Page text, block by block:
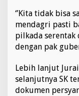
‘’Kita tidak bisa
mendagri pasti
pilkada
dengan pak
Lebih lanjut
selanjutnya SK
dokumen